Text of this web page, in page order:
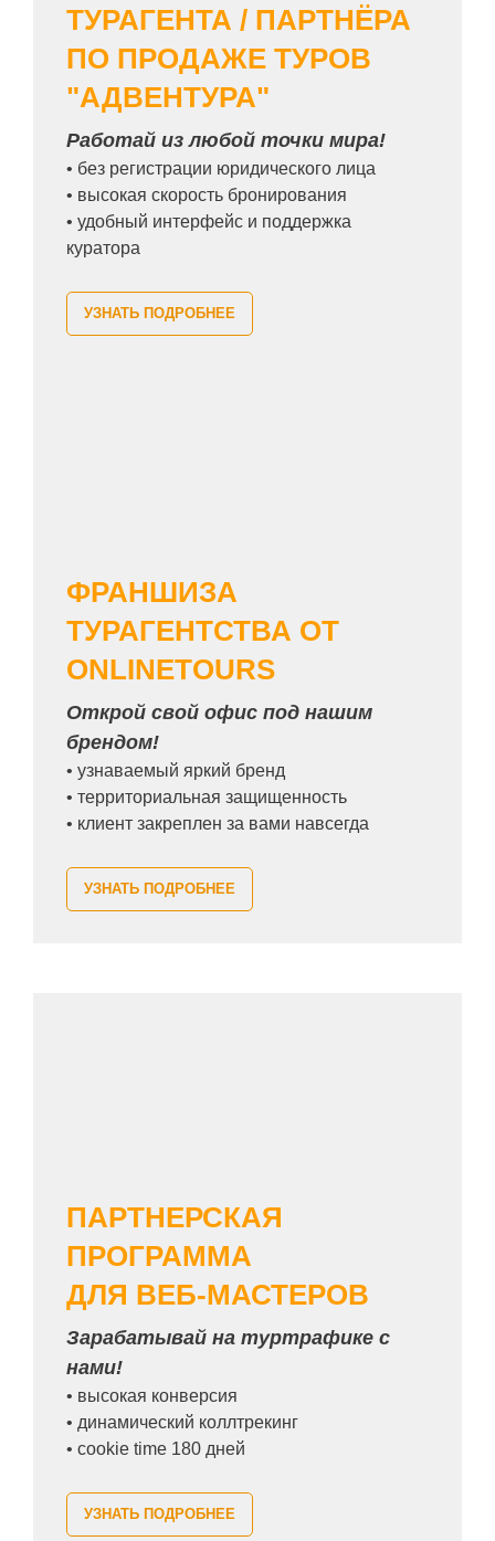
ТУРАГЕНТА / ПАРТНЁРА
ПО ПРОДАЖЕ ТУРОВ
"АДВЕНТУРА"
Работай из любой точки мира!
• без регистрации юридического лица
• высокая скорость бронирования
• удобный интерфейс и поддержка
куратора
УЗНАТЬ ПОДРОБНЕЕ
ФРАНШИЗА
ТУРАГЕНТСТВА ОТ
ONLINETOURS
Открой свой офис под нашим
брендом!
• узнаваемый яркий бренд
• территориальная защищенность
• клиент закреплен за вами навсегда
УЗНАТЬ ПОДРОБНЕЕ
ПАРТНЕРСКАЯ
ПРОГРАММА
ДЛЯ ВЕБ-МАСТЕРОВ
Зарабатывай на туртрафике с
нами!
• высокая конверсия
• динамический коллтрекинг
• cookie time 180 дней
УЗНАТЬ ПОДРОБНЕЕ